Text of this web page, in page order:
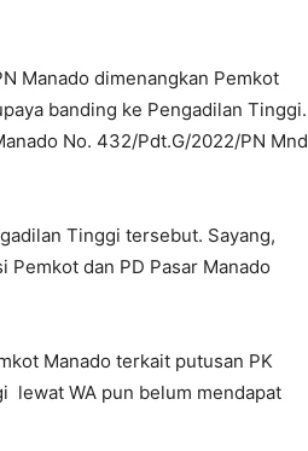
Manado dimenangkan Pemkot
banding ke Pengadilan Tinggi.
No. 432/Pdt.G/2022/PN Mnd
Tinggi tersebut. Sayang,
dan PD Pasar Manado
Manado terkait putusan PK
lewat WA pun belum mendapat